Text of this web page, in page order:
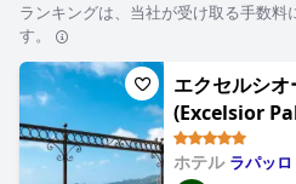
ランキングは、当社が受け取る手数料
す。
エクセルシ
(Excelsior
ホテル ラパッロ